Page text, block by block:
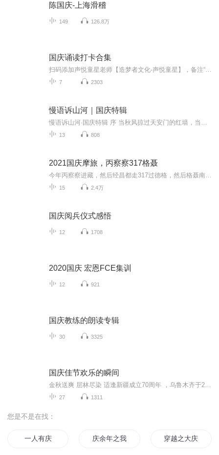
陈国庆-上海滑稽
149 126.8万
国庆诵读打卡合集
7 2303
慢语诉山河｜国庆特辑
13 808
2021国庆摩旅，丙察察317格聂
15 2.4万
国庆阅兵仪式感悟
12 1708
2020国庆 宏恩FCE集训
12 921
国庆教练的朗读专辑
30 3325
国庆佳节欢乐的瞬间
27 1311
您是不是在找：
一人有庆 庆余年之我叫王启年 穿越之大庆帝国